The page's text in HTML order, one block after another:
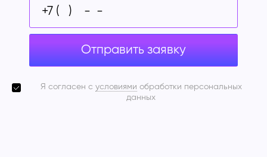
Отправить заявку
Я согласен с условиями обработки персональных
данных